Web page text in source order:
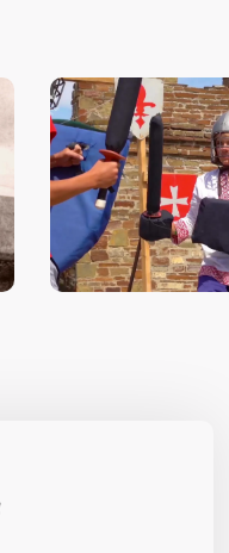
оно с Великим
Судак, упоминался
летописях. Сегодня
крепостные стены да
В память о древней
много интересных
«Генуэзский